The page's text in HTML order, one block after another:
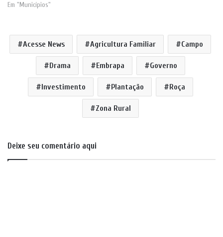
Em "Municípios"
Acesse News Agricultura Familiar Campo
Drama Embrapa Governo
Investimento Plantação Roça
Zona Rural
Deixe seu comentário aqui